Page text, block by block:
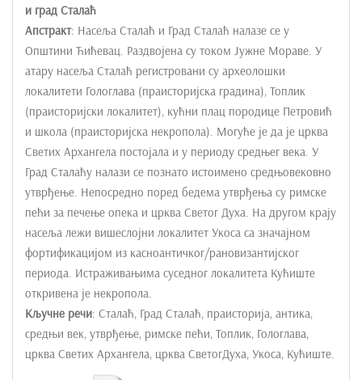
и град Сталаћ
Апстракт: Насеља Сталаћ и Град Сталаћ налазе се у
Општини Ћићевац. Раздвојена су током Јужне Мораве. У
атару насеља Сталаћ регистровани су археолошки
локалитети Гологлава (праисторијска градина), Топлик
(праисторијски локалитет), кућни плац породице Петровић
и школа (праисторијска некропола). Могуће је да је црква
Светих Архангела постојала и у периоду средњег века. У
Град Сталаћу налази се познато истоимено средњовековно
утврђење. Непосредно поред бедема утврђења су римске
пећи за печење опека и црква Светог Духа. На другом крају
насеља лежи вишеслојни локалитет Укоса са значајном
фортификацијом из касноантичког/рановизантијског
периода. Истраживањима суседног локалитета Кућиште
откривена је некропола.
Кључне речи: Сталаћ, Град Сталаћ, праисторија, антика,
средњи век, утврђење, римске пећи, Топлик, Гологлава,
црква Светих Архангела, црква СветогДуха, Укоса, Кућиште.